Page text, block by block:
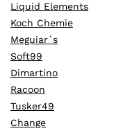
Liquid Elements
Koch Chemie
Meguiar`s
Soft99
Dimartino
Racoon
Tusker49
Change